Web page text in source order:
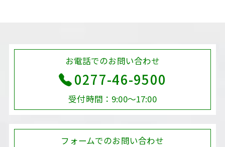
お電話でのお問い合わせ
0277-46-9500
受付時間：9:00～17:00
フォームでのお問い合わせ